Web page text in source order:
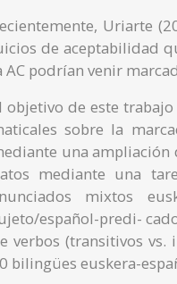
Uriarte
de aceptabilidad
AC podrían venir
objetivo de este
sobre la
una ampliación
mediante una
mixtos
español-predi-
verbos (transitivos
bilingües euskera-